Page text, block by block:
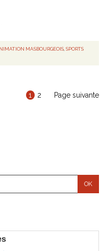
MASBOURGEOIS, SPORTS
1 2 Page suivante